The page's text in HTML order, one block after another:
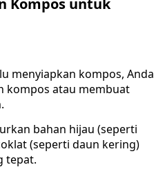
Kompos untuk
menyiapkan kompos, Anda
kompos atau membuat
bahan hijau (seperti
(seperti daun kering)
tepat.